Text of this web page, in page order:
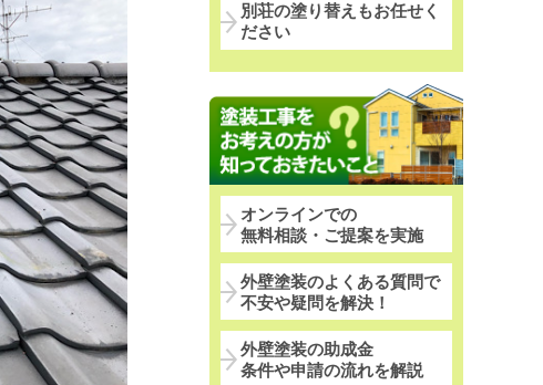
別荘の塗り替えもお任せく
ださい
オンラインでの
無料相談・ご提案を実施
外壁塗装のよくある質問で
不安や疑問を解決！
外壁塗装の助成金
条件や申請の流れを解説